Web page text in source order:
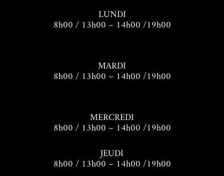
LUNDI
8h00 / 13h00 – 14h00 /19h00
MARDI
8h00 / 13h00 – 14h00 /19h00
MERCREDI
8h00 / 13h00 – 14h00 /19h00
JEUDI
8h00 / 13h00 – 14h00 /19h00